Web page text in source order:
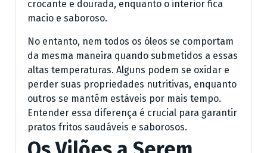
crocante e dourada, enquanto o interior fica
macio e saboroso.
No entanto, nem todos os óleos se comportam
da mesma maneira quando submetidos a essas
altas temperaturas. Alguns podem se oxidar e
perder suas propriedades nutritivas, enquanto
outros se mantêm estáveis por mais tempo.
Entender essa diferença é crucial para garantir
pratos fritos saudáveis e saborosos.